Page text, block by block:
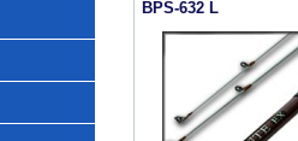
BPS-632 L